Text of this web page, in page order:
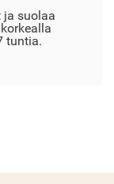
ja suolaa
tuntia.